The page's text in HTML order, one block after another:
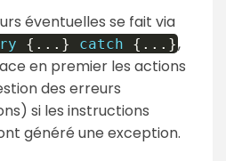
éventuelles se fait via
{ ... } catch { ... },
en premier les actions
des erreurs
si les instructions
généré une exception.